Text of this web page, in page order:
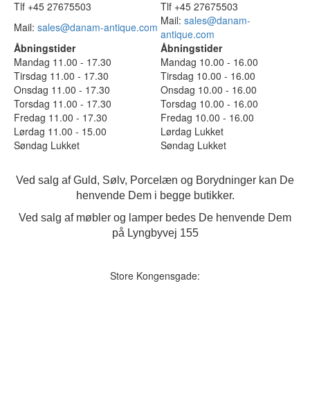
Tlf +45 27675503
Tlf +45 27675503
Mail: sales@danam-antique.com Mail: sales@danam-
antique.com
Åbningstider
Åbningstider
Mandag 11.00 - 17.30
Mandag 10.00 - 16.00
Tirsdag 11.00 - 17.30
Tirsdag 10.00 - 16.00
Onsdag 11.00 - 17.30
Onsdag 10.00 - 16.00
Torsdag 11.00 - 17.30
Torsdag 10.00 - 16.00
Fredag 11.00 - 17.30
Fredag 10.00 - 16.00
Lørdag 11.00 - 15.00
Lørdag Lukket
Søndag Lukket
Søndag Lukket
Ved salg af Guld, Sølv, Porcelæn og Borydninger kan De
henvende Dem i begge butikker.
Ved salg af møbler og lamper bedes De henvende Dem
på Lyngbyvej 155
Store Kongensgade: